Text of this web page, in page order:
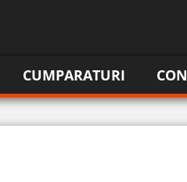
CUMPARATURI